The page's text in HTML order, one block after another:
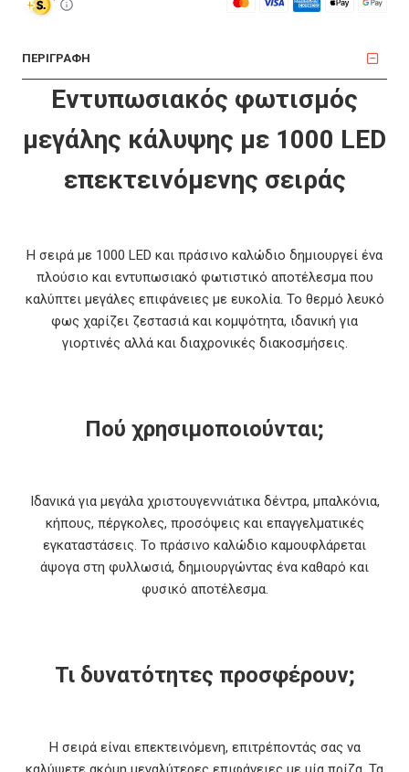
ΠΕΡΙΓΡΑΦΗ
Εντυπωσιακός φωτισμός
μεγάλης κάλυψης με 1000 LED
επεκτεινόμενης σειράς
Η σειρά με 1000 LED και πράσινο καλώδιο δημιουργεί ένα
πλούσιο και εντυπωσιακό φωτιστικό αποτέλεσμα που
καλύπτει μεγάλες επιφάνειες με ευκολία. Το θερμό λευκό
φως χαρίζει ζεστασιά και κομψότητα, ιδανική για
γιορτινές αλλά και διαχρονικές διακοσμήσεις.
Πού χρησιμοποιούνται;
Ιδανικά για μεγάλα χριστουγεννιάτικα δέντρα, μπαλκόνια,
κήπους, πέργκολες, προσόψεις και επαγγελματικές
εγκαταστάσεις. Το πράσινο καλώδιο καμουφλάρεται
άψογα στη φυλλωσιά, δημιουργώντας ένα καθαρό και
φυσικό αποτέλεσμα.
Τι δυνατότητες προσφέρουν;
Η σειρά είναι επεκτεινόμενη, επιτρέποντάς σας να